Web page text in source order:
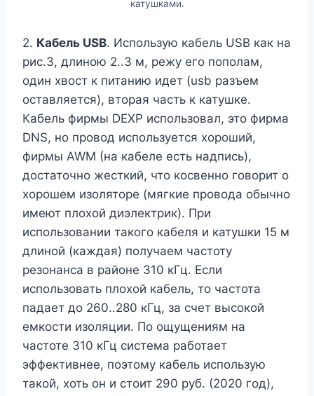
катушками.
2. Кабель USB. Использую кабель USB как на
рис.3, длиною 2..3 м, режу его пополам,
один хвост к питанию идет (usb разъем
оставляется), вторая часть к катушке.
Кабель фирмы DEXP использовал, это фирма
DNS, но провод используется хороший,
фирмы AWM (на кабеле есть надпись),
достаточно жесткий, что косвенно говорит о
хорошем изоляторе (мягкие провода обычно
имеют плохой диэлектрик). При
использовании такого кабеля и катушки 15 м
длиной (каждая) получаем частоту
резонанса в районе 310 кГц. Если
использовать плохой кабель, то частота
падает до 260..280 кГц, за счет высокой
емкости изоляции. По ощущениям на
частоте 310 кГц система работает
эффективнее, поэтому кабель использую
такой, хоть он и стоит 290 руб. (2020 год),